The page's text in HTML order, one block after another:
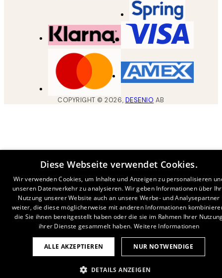
COPYRIGHT ©2026, DESENIO AB
Diese Webseite verwendet Cookies.
Wir verwenden Cookies, um Inhalte und Anzeigen zu personalisieren
unseren Datenverkehr zu analysieren. Wir geben Informationen über
Nutzung unserer Website auch an unsere Werbe- und Analysepartner
weiter, die diese möglicherweise mit anderen Informationen
die Sie ihnen bereitgestellt haben oder die sie im Rahmen Ihrer
ihrer Dienste gesammelt haben. Weitere Informationen
ALLE AKZEPTIEREN NUR NOTWENDIGE
DETAILS ANZEIGEN